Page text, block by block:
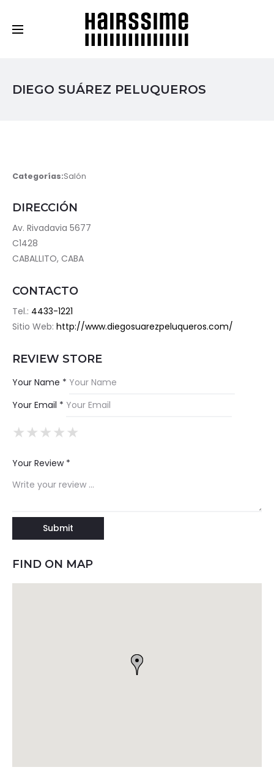
DIEGO SUÁREZ PELUQUEROS
Categorías:Salón
DIRECCIÓN
Av. Rivadavia 5677
C1428
CABALLITO, CABA
CONTACTO
Tel.: 4433-1221
Sitio Web: http://www.diegosuarezpeluqueros.com/
REVIEW STORE
Your Name *
Your Email *
★
★★
★★★
★★★★
★★★★★
Your Review *
FIND ON MAP